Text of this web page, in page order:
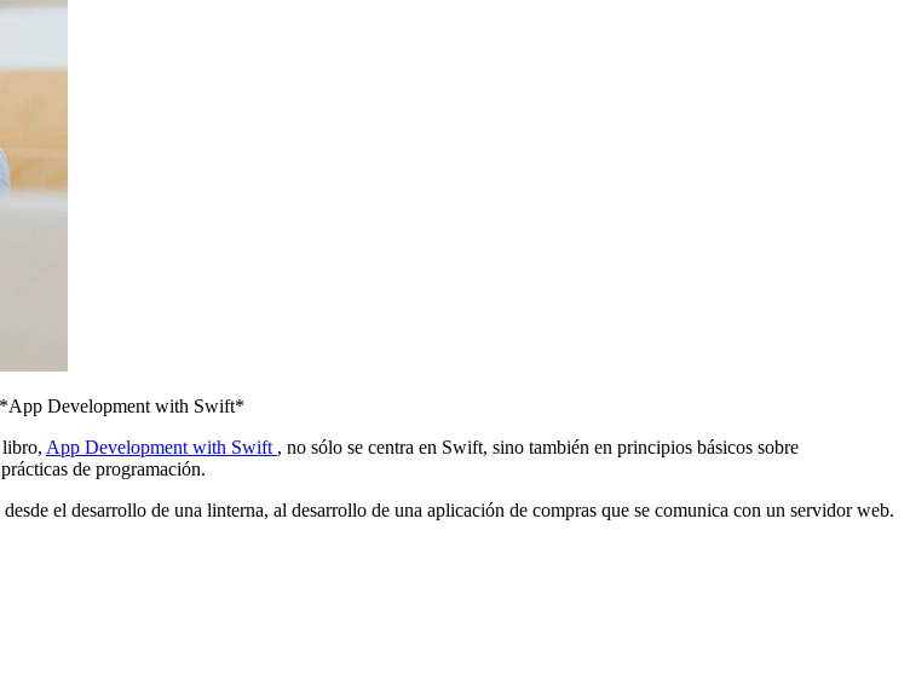
*App Development with Swift*
App Development with Swift , no sólo se centra en Swift, sino también en principios básicos sobre
de programación.
el desarrollo de una linterna, al desarrollo de una aplicación de compras que se comunica con un servidor web.